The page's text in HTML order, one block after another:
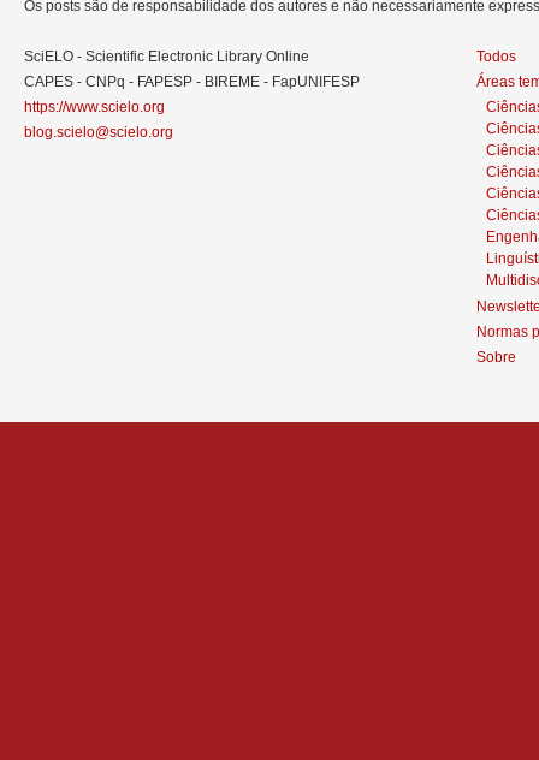
Os posts são de responsabilidade dos autores e não necessariamente
SciELO - Scientific Electronic Library Online
CAPES - CNPq - FAPESP - BIREME - FapUNIFESP
https://www.scielo.org
blog.scielo@scielo.org
Todos
Áreas
Normas
Sobre